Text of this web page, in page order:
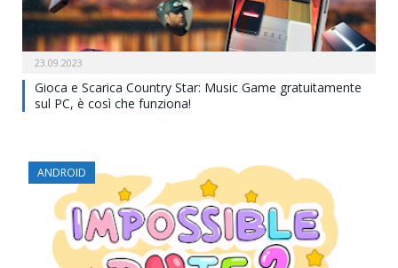
23.09.2023
Gioca e Scarica Country Star: Music Game gratuitamente
sul PC, è così che funziona!
ANDROID